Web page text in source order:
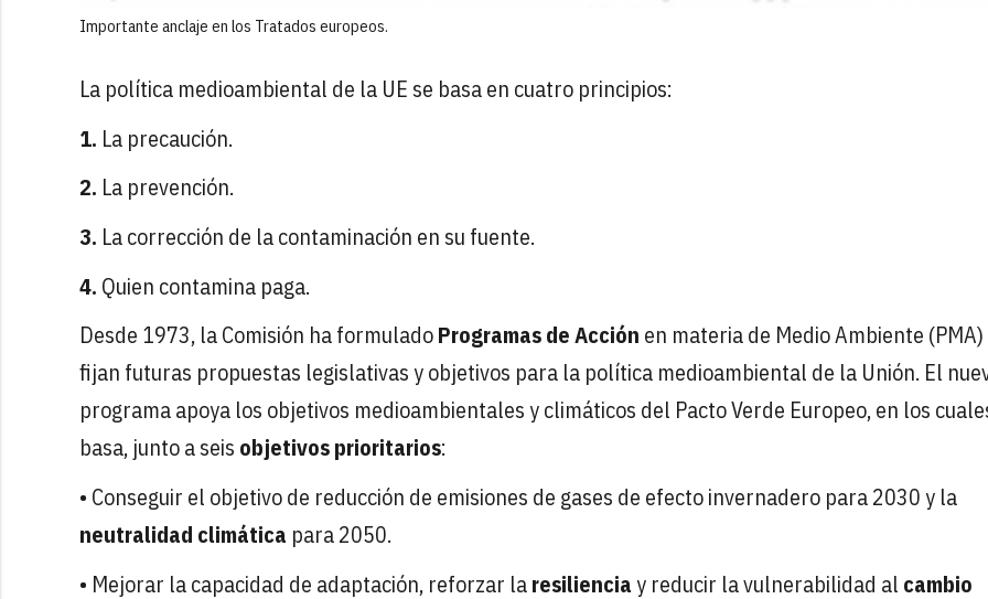
Importante anclaje en los Tratados europeos.
La política medioambiental de la UE se basa en cuatro principios:
1. La precaución.
2. La prevención.
3. La corrección de la contaminación en su fuente.
4. Quien contamina paga.
Desde 1973, la Comisión ha formuladoProgramas de Acción en materia de Medio Ambiente (PMA)
fijan futuras propuestas legislativas y objetivos para la política medioambiental de la Unión. El
programa apoya los objetivos medioambientales y climáticos del Pacto Verde Europeo, en los
basa, junto a seis objetivos prioritarios:
• Conseguir el objetivo de reducción de emisiones de gases de efecto invernadero para 2030 y la
neutralidad climática para 2050.
• Mejorar la capacidad de adaptación, reforzar laresilienciay reducir la vulnerabilidad al cambio